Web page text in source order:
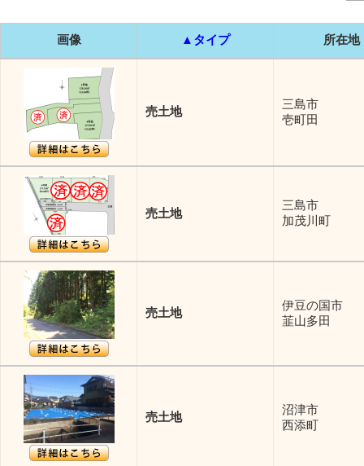
画像 ▲タイプ 所在地
売土地
三島市
壱町田
売土地
三島市
加茂川町
売土地
伊豆の国市
韮山多田
売土地
沼津市
西添町